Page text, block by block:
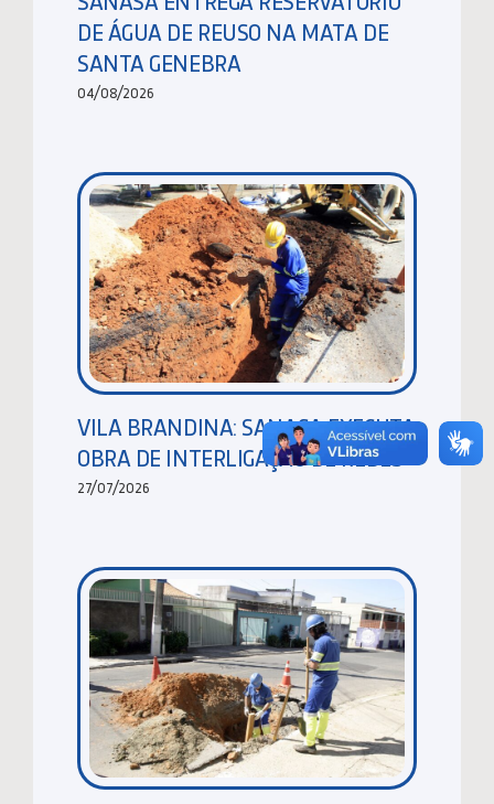
DE ÁGUA DE REUSO NA MATA DE
SANTA GENEBRA
04/08/2026
VILA BRANDINA: SANASA EXECUTA
OBRA DE INTERLIGAÇÃO DE REDES
27/07/2026